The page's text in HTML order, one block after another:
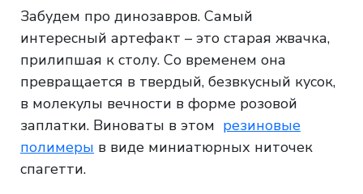
Забудем про динозавров. Самый
интересный артефакт – это старая жвачка,
прилипшая к столу. Со временем она
превращается в твердый, безвкусный кусок,
в молекулы вечности в форме розовой
заплатки. Виноваты в этом резиновые
полимеры в виде миниатюрных ниточек
спагетти.